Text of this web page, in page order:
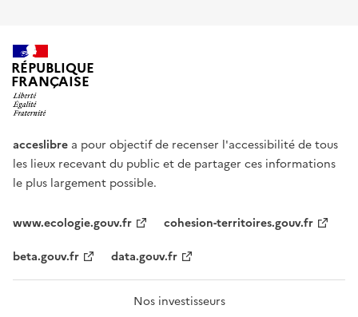
RÉPUBLIQUE
FRANÇAISE
acceslibre a pour objectif de recenser l'accessibilité de tous
les lieux recevant du public et de partager ces informations
le plus largement possible.
www.ecologie.gouv.fr
cohesion-territoires.gouv.fr
beta.gouv.fr
data.gouv.fr
Nos investisseurs